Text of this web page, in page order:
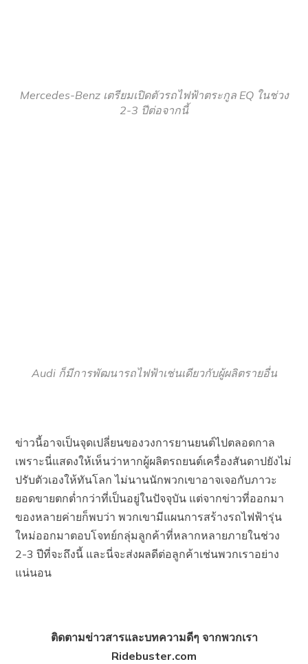
Mercedes-Benz เตรียมเปิดตัวรถไฟฟ้าตระกูล EQ ในช่วง
2-3 ปีต่อจากนี้
Audi ก็มีการพัฒนารถไฟฟ้าเช่นเดียวกับผู้ผลิตรายอื่น
ข่าวนี้อาจเป็นจุดเปลี่ยนของวงการยานยนต์ไปตลอดกาล
เพราะนี่แสดงให้เห็นว่าหากผู้ผลิตรถยนต์เครื่องสันดาปยังไม่
ปรับตัวเองให้ทันโลก ไม่นานนักพวกเขาอาจเจอกับภาวะ
ยอดขายตกต่ำกว่าที่เป็นอยู่ในปัจจุบัน แต่จากข่าวที่ออกมา
ของหลายค่ายก็พบว่า พวกเขามีแผนการสร้างรถไฟฟ้ารุ่น
ใหม่ออกมาตอบโจทย์กลุ่มลูกค้าที่หลากหลายภายในช่วง
2-3 ปีที่จะถึงนี้ และนี่จะส่งผลดีต่อลูกค้าเช่นพวกเราอย่าง
แน่นอน
ติดตามข่าวสารและบทความดีๆ จากพวกเรา
Ridebuster.com